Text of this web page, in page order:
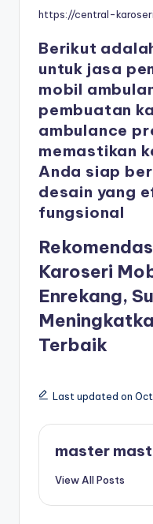
https://central-
Berikut
untuk jasa
mobil
pembuatan
ambulance
memastikan
Anda siap
desain yang
fungsional
Karoseri
Enrekang,
Terbaik
Last updated on
master
View All Posts